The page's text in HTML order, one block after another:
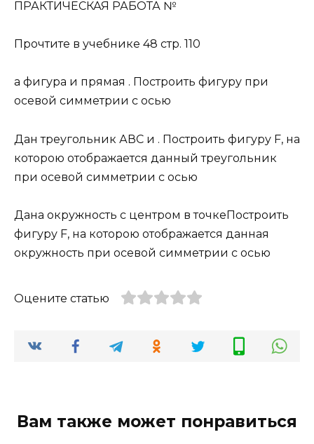
ПРАКТИЧЕСКАЯ РАБОТА №
Прочтите в учебнике 48 стр. 110
а фигура и прямая . Построить фигуру при
осевой симметрии с осью
Дан треугольник АВС и . Построить фигуру F, на
которою отображается данный треугольник
при осевой симметрии с осью
Дана окружность с центром в точкеПостроить
фигуру F, на которою отображается данная
окружность при осевой симметрии с осью
Оцените статью
Вам также может понравиться